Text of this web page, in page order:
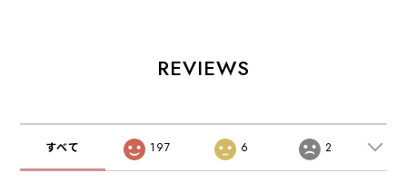
柄パンツ・水玉・
リネンコットン・
REVIEWS
すべて 197 6 2